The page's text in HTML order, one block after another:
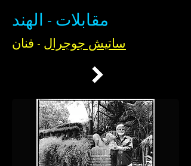
مقابلات - الهند
ساتيش جوجرال - فنان